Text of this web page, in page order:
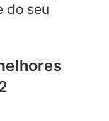
do seu